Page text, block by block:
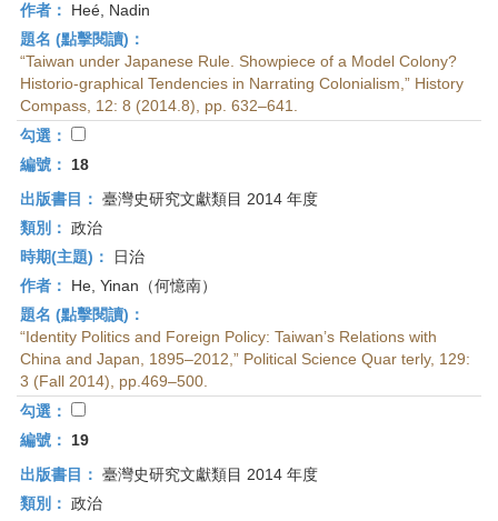
作者：
Heé, Nadin
題名 (點擊閱讀)：
“Taiwan under Japanese Rule. Showpiece of a Model Colony?
Historio-graphical Tendencies in Narrating Colonialism,” History
Compass, 12: 8 (2014.8), pp. 632–641.
勾選：
編號：
18
出版書目： 臺灣史研究文獻類目 2014 年度
類別： 政治
時期(主題)：
日治
作者：
He, Yinan（何憶南）
題名 (點擊閱讀)：
“Identity Politics and Foreign Policy: Taiwan’s Relations with
China and Japan, 1895–2012,” Political Science Quar terly, 129:
3 (Fall 2014), pp.469–500.
勾選：
編號：
19
出版書目： 臺灣史研究文獻類目 2014 年度
類別： 政治